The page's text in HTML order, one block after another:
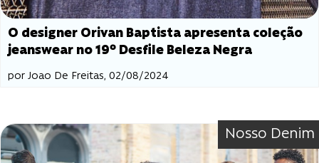
O designer Orivan Baptista apresenta coleção
jeanswear no 19º Desfile Beleza Negra
por Joao De Freitas, 02/08/2024
Nosso Denim